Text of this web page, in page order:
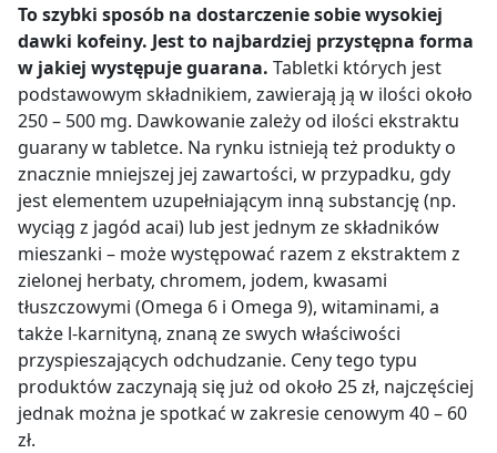
To szybki sposób na dostarczenie sobie wysokiej
dawki kofeiny. Jest to najbardziej przystępna forma
w jakiej występuje guarana. Tabletki których jest
podstawowym składnikiem, zawierają ją w ilości około
250 – 500 mg. Dawkowanie zależy od ilości ekstraktu
guarany w tabletce. Na rynku istnieją też produkty o
znacznie mniejszej jej zawartości, w przypadku, gdy
jest elementem uzupełniającym inną substancję (np.
wyciąg z jagód acai) lub jest jednym ze składników
mieszanki – może występować razem z ekstraktem z
zielonej herbaty, chromem, jodem, kwasami
tłuszczowymi (Omega 6 i Omega 9), witaminami, a
także l-karnityną, znaną ze swych właściwości
przyspieszających odchudzanie. Ceny tego typu
produktów zaczynają się już od około 25 zł, najczęściej
jednak można je spotkać w zakresie cenowym 40 – 60
zł.